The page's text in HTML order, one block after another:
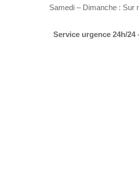
Samedi – Dimanche : Sur
Service urgence 24h/24